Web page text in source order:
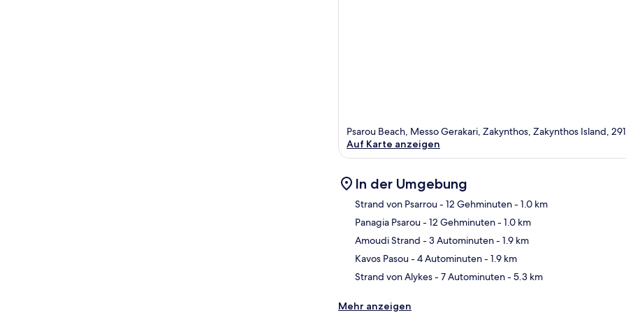
Psarou Beach, Messo Gerakari, Zakynthos, Zakynthos Island,
Auf Karte anzeigen
In der Umgebung
Strand von Psarrou- 12 Gehminuten- 1.0 km
Panagia Psarou- 12 Gehminuten- 1.0 km
Amoudi Strand - 3 Autominuten- 1.9 km
Kavos Pasou- 4 Autominuten- 1.9 km
Strand von Alykes- 7 Autominuten- 5.3 km
Mehr anzeigen